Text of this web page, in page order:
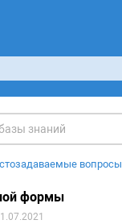
вопросы
формы